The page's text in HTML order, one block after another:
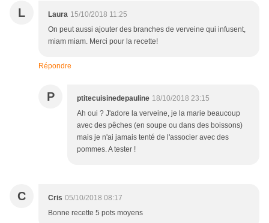
L Laura 15/10/2018 11:25
On peut aussi ajouter des branches de verveine qui infusent,
miam miam. Merci pour la recette!
Répondre
P ptitecuisinedepauline 18/10/2018 23:15
Ah oui ? J'adore la verveine, je la marie beaucoup
avec des pêches (en soupe ou dans des boissons)
mais je n'ai jamais tenté de l'associer avec des
pommes. A tester !
C Cris 05/10/2018 08:17
Bonne recette 5 pots moyens